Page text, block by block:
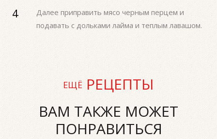
Далее приправить мясо черным перцем и
подавать с дольками лайма и теплым лавашом.
ЕЩЁ РЕЦЕПТЫ
ВАМ ТАКЖЕ МОЖЕТ
ПОНРАВИТЬСЯ